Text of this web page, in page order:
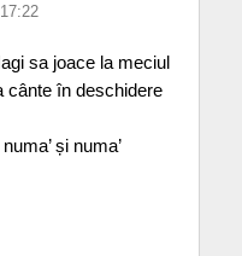
sa joace la meciul
cânte în deschidere
și numa’